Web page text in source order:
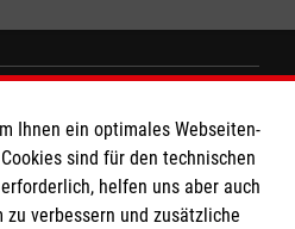
Ihnen ein optimales Webseiten-
sind für den technischen
helfen uns aber auch
verbessern und zusätzliche